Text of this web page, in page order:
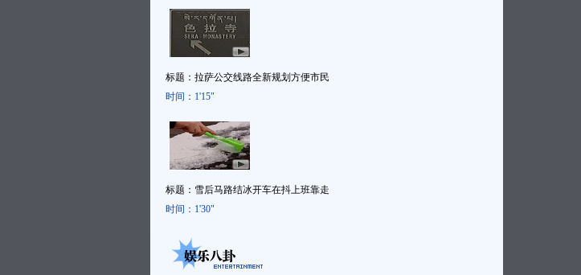
标题： 拉萨公交线路全新规划方便市民
时间： 1'15"
标题： 雪后马路结冰开车在抖上班靠走
时间： 1'30"